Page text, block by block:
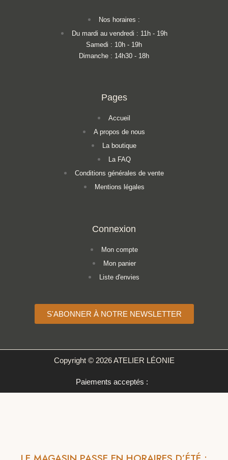
Nos horaires :
Du mardi au vendredi : 11h - 19h
Samedi : 10h - 19h
Dimanche : 14h30 - 18h
Pages
Accueil
A propos de nous
La boutique
La FAQ
Conditions générales de vente
Mentions légales
Connexion
Mon compte
Mon panier
Liste d'envies
S'ABONNER À NOTRE NEWSLETTER
Copyright © 2026 ATELIER LÉONIE
Paiements acceptés :